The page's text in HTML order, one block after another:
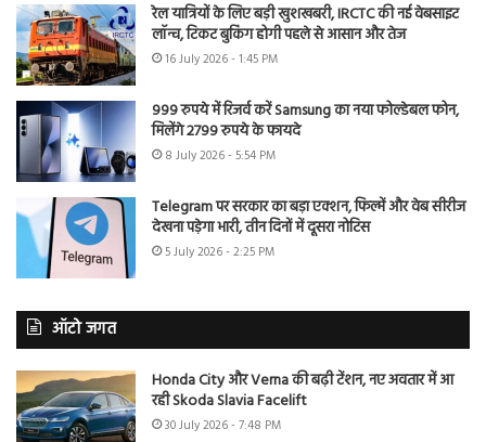
रेल यात्रियों के लिए बड़ी खुशखबरी, IRCTC की नई वेबसाइट
लॉन्च, टिकट बुकिंग होगी पहले से आसान और तेज
16 July 2026 - 1:45 PM
999 रुपये में रिजर्व करें Samsung का नया फोल्डेबल फोन,
मिलेंगे 2799 रुपये के फायदे
8 July 2026 - 5:54 PM
Telegram पर सरकार का बड़ा एक्शन, फिल्में और वेब सीरीज
देखना पड़ेगा भारी, तीन दिनों में दूसरा नोटिस
5 July 2026 - 2:25 PM
ऑटो जगत
Honda City और Verna की बढ़ी टेंशन, नए अवतार में आ
रही Skoda Slavia Facelift
30 July 2026 - 7:48 PM